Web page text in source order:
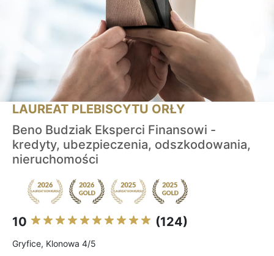
LAUREAT PLEBISCYTU ORŁY
Beno Budziak Eksperci Finansowi -
kredyty, ubezpieczenia, odszkodowania,
nieruchomości
10 (124)
Gryfice, Klonowa 4/5